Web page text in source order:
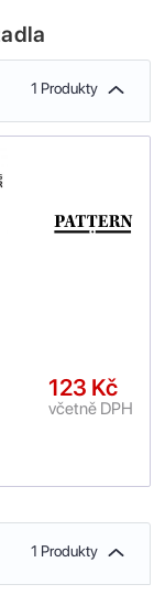
1 Produkty
123 Kč
včetně DPH
1 Produkty